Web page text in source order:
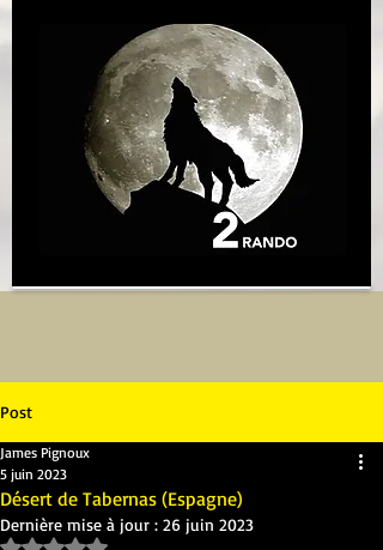
Post
Désert de Tabernas (Espagne)
James Pignoux
5 juin 2023
Dernière mise à jour : 26 juin 2023
Noté NaN étoiles sur 5.